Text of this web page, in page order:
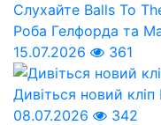
Слухайте Balls To
Роба Гелфорда та
15.07.2026
361
Дивіться новий
08.07.2026
342